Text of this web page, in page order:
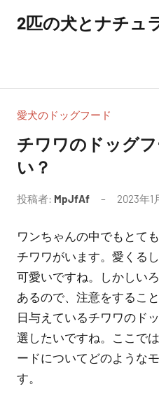
ツ
2匹の犬とナチュ
愛犬のドッグフード
チワワのドッグ
い？
投稿者: MpJfAf 2023年1
ワンちゃんの中でもとて
チワワがいます。愛くる
可愛いですね。しかしい
あるので、注意をするこ
日与えているチワワのド
選したいですね。ここで
ードについてどのような
す。